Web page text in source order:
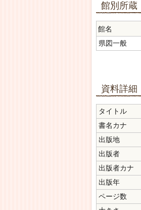
館別所蔵
館名
県図一般
資料詳細
タイトル
書名カナ
出版地
出版者
出版者カナ
出版年
ページ数